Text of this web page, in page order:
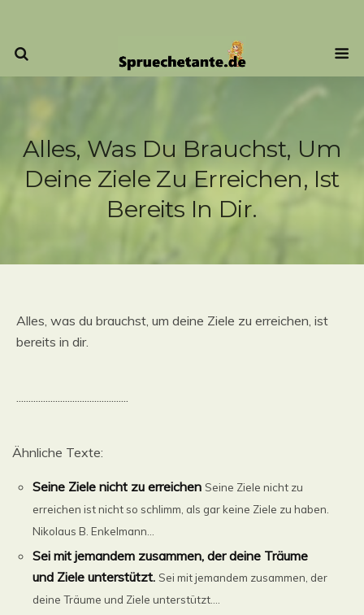
Alles, Was Du Brauchst, Um
Deine Ziele Zu Erreichen, Ist
Bereits In Dir.
Alles, was du brauchst, um deine Ziele zu erreichen, ist
bereits in dir.
..............................................
Ähnliche Texte:
Seine Ziele nicht zu erreichen Seine Ziele nicht zu
erreichen ist nicht so schlimm, als gar keine Ziele zu haben.
Nikolaus B. Enkelmann...
Sei mit jemandem zusammen, der deine Träume
und Ziele unterstützt. Sei mit jemandem zusammen, der
deine Träume und Ziele unterstützt....